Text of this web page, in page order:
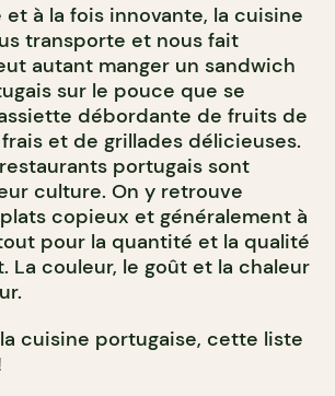
à la fois innovante, la cuisine
transporte et nous fait
autant manger un sandwich
sur le pouce que se
débordante de fruits de
et de grillades délicieuses.
portugais sont
culture. On y retrouve
copieux et généralement à
pour la quantité et la qualité
La couleur, le goût et la chaleur
cuisine portugaise, cette liste